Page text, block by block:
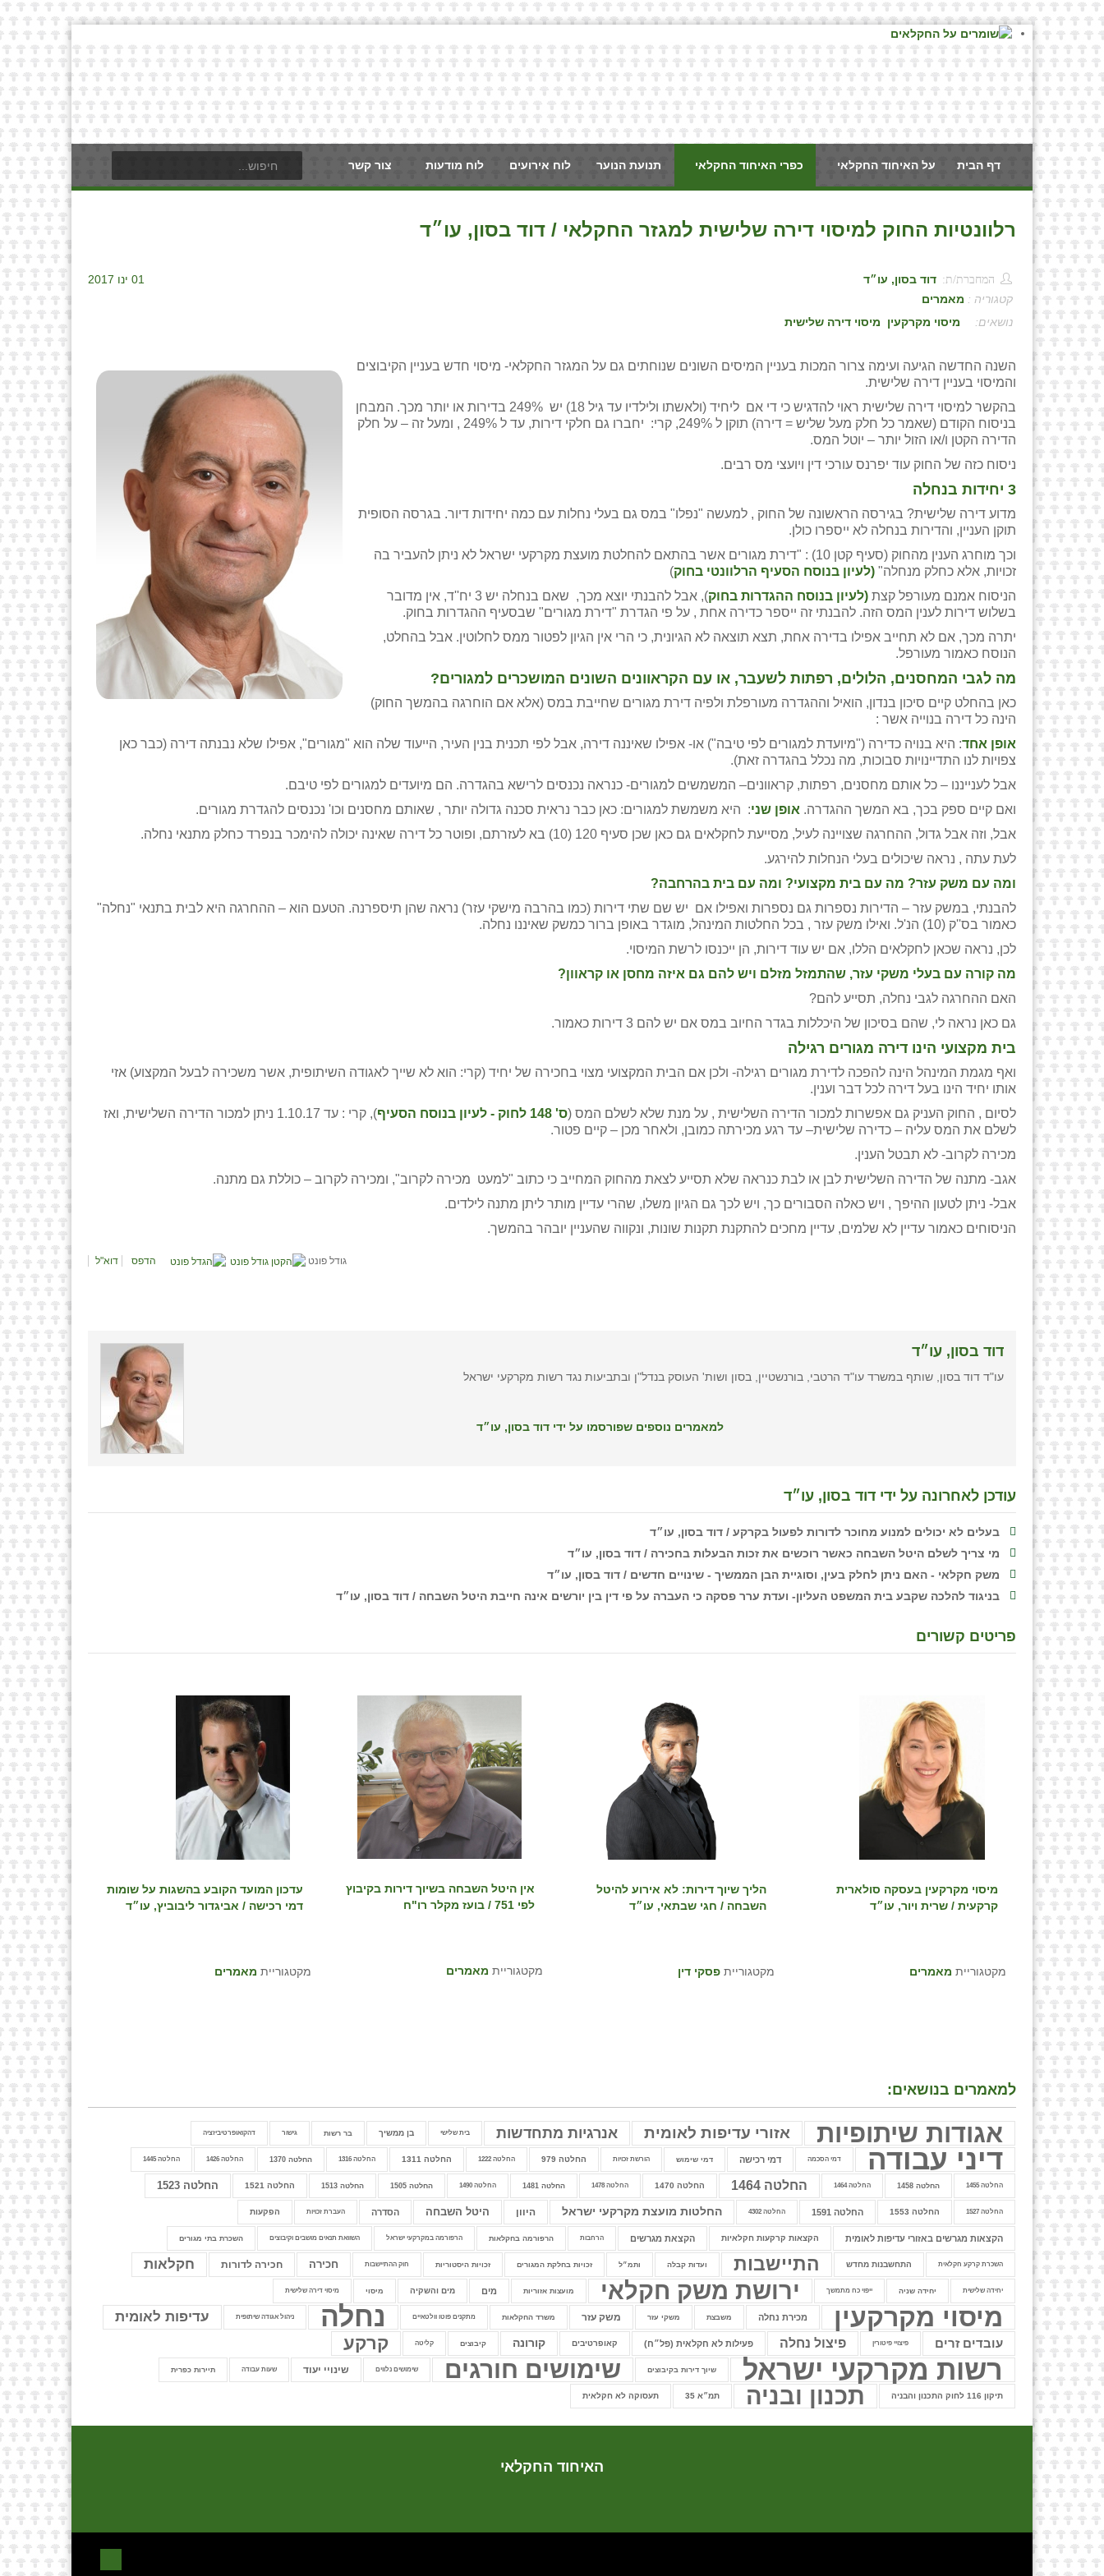
דף הבית על האיחוד החקלאי כפרי האיחוד החקלאי תנועת הנוער לוח אירועים לוח מודעות צור קשר
רלוונטיות החוק למיסוי דירה שלישית למגזר החקלאי / דוד בסון, עו״ד
01 ינו 2017 המחברת/ת: דוד בסון, עו״ד
קטגוריה : מאמרים
:
מיסוי מקרקעין מיסוי דירה שלישית
השנה החדשה הגיעה ועימה צרור המכות בעניין המיסים השונים שנוחתים גם על המגזר החקלאי- מיסוי חדש בעניין הקיבוצים
והמיסוי בעניין דירה שלישית.
בהקשר למיסוי דירה שלישית ראוי להדגיש כי די אם ליחיד (ולאשתו ולילדיו עד גיל 18) יש 249% בדירות או יותר מכך. המבחן
בניסוח הקודם (שאמר כל חלק מעל שליש = דירה) תוקן ל 249%, קרי: יחברו גם חלקי דירות, עד ל 249% , ומעל זה – על חלק
הדירה הקטן ו/או הזול יותר – יוטל המס.
ניסוח כזה של החוק עוד יפרנס עורכי דין ויועצי מס רבים.
3 יחידות בנחלה
מדוע דירה שלישית? בגירסה הראשונה של החוק , למעשה "נפלו" במס גם בעלי נחלות עם כמה יחידות דיור. בגרסה הסופית
תוקן העניין, והדירות בנחלה לא ייספרו כולן.
וכך מוחרג הענין מהחוק (סעיף קטן 10) : "דירת מגורים אשר בהתאם להחלטת מועצת מקרקעי ישראל לא ניתן להעביר בה
זכויות, אלא כחלק מנחלה" (לעיון בנוסח הסעיף הרלוונטי בחוק)
הניסוח אמנם מעורפל קצת (לעיון בנוסח ההגדרות בחוק
), אבל להבנתי יוצא מכך, שאם בנחלה יש 3 יח''ד, אין מדובר
בשלוש דירות לענין המס הזה. להבנתי זה ייספר כדירה אחת , על פי הגדרת "דירת מגורים" שבסעיף ההגדרות בחוק.
יתרה מכך, אם לא תחייב אפילו בדירה אחת, תצא תוצאה לא הגיונית, כי הרי אין הגיון לפטור ממס לחלוטין. אבל בהחלט,
הנוסח כאמור מעורפל.
מה לגבי המחסנים, הלולים, רפתות לשעבר, או עם הקראוונים השונים המושכרים למגורים?
כאן בהחלט קיים סיכון בנדון, הואיל וההגדרה מעורפלת ולפיה דירת מגורים שחייבת במס (אלא אם הוחרגה בהמשך החוק)
הינה כל דירה בנוייה אשר :
אופן אחד: היא בנויה כדירה ("מיועדת למגורים לפי טיבה") או- אפילו שאיננה דירה, אבל לפי תכנית בנין העיר, הייעוד שלה הוא "מגורים", אפילו שלא נבנתה דירה (כבר כאן
צפויות לנו התדיינויות סבוכות, מה נכלל בהגדרה זאת).
אבל לענייננו – כל אותם מחסנים, רפתות, קראוונים– המשמשים למגורים- כנראה נכנסים לרישא בהגדרה. הם מיועדים למגורים לפי טיבם.
ואם קיים ספק בכך, בא המשך ההגדרה. אופן שני: היא משמשת למגורים: כאן כבר נראית סכנה גדולה יותר , שאותם מחסנים וכו' נכנסים להגדרת מגורים.
אבל, וזה אבל גדול, ההחרגה שצויינה לעיל, מסייעת לחקלאים גם כאן שכן סעיף 120 (10) בא לעזרתם, ופוטר כל דירה שאינה יכולה להימכר בנפרד כחלק מתנאי נחלה.
לעת עתה , נראה שיכולים בעלי הנחלות להירגע.
ומה עם משק עזר? מה עם בית מקצועי? ומה עם בית בהרחבה?
להבנתי, במשק עזר – הדירות נספרות גם נספרות ואפילו אם יש שם שתי דירות (כמו בהרבה מישקי עזר) נראה שהן תיספרנה. הטעם הוא – ההחרגה היא לבית בתנאי "נחלה"
כאמור בס''ק (10) הנ'ל. ואילו משק עזר , בכל החלטות המינהל, מוגדר באופן ברור כמשק שאיננו נחלה.
לכן, נראה שכאן לחקלאים הללו, אם יש עוד דירות, הן ייכנסו לרשת המיסוי.
מה קורה עם בעלי משקי עזר, שהתמזל מזלם ויש להם גם איזה מחסן או קראוון?
האם ההחרגה לגבי נחלה, תסייע להם?
גם כאן נראה לי, שהם בסיכון של היכללות בגדר החיוב במס אם יש להם 3 דירות כאמור.
בית מקצועי הינו דירה מגורים רגילה
ואף מגמת המינהל הינה להפכה לדירת מגורים רגילה- ולכן אם הבית המקצועי מצוי בחכירה של יחיד (קרי: הוא לא שייך לאגודה השיתופית, אשר משכירה לבעל המקצוע) אזי
אותו יחיד הינו בעל דירה לכל דבר וענין.
לסיום , החוק העניק גם אפשרות למכור הדירה השלישית , על מנת שלא לשלם המס (ס' 148 לחוק - לעיון בנוסח הסעיף
), קרי : עד 1.10.17 ניתן למכור הדירה השלישית, ואז
לשלם את המס עליה – כדירה שלישית– עד רגע מכירתה כמובן, ולאחר מכן – קיים פטור.
מכירה לקרוב- לא תבטל הענין.
אגב- מתנה של הדירה השלישית לבן או לבת כנראה שלא תסייע לצאת מהחוק המחייב כי כתוב "למעט מכירה לקרוב", ומכירה לקרוב – כוללת גם מתנה.
אבל- ניתן לטעון ההיפך , ויש כאלה הסבורים כך, ויש לכך גם הגיון משלו, שהרי עדיין מותר ליתן מתנה לילדים.
הניסוחים כאמור עדיין לא שלמים, עדיין מחכים להתקנת תקנות שונות, ונקווה שהעניין יובהר בהמשך.
גודל פונט הדפס דוא"ל
דוד בסון, עו״ד
עו"ד דוד בסון, שותף במשרד עו"ד הרטבי, בורנשטיין, בסון ושות' העוסק בנדל"ן ובתביעות נגד רשות מקרקעי ישראל
למאמרים נוספים שפורסמו על ידי דוד בסון, עו״ד
עודכן לאחרונה על ידי דוד בסון, עו״ד
בעלים לא יכולים למנוע מחוכר לדורות לפעול בקרקע / דוד בסון, עו״ד
מי צריך לשלם היטל השבחה כאשר רוכשים את זכות הבעלות בחכירה / דוד בסון, עו״ד
משק חקלאי - האם ניתן לחלק בעין, וסוגיית הבן הממשיך - שינויים חדשים / דוד בסון, עו״ד
בניגוד להלכה שקבע בית המשפט העליון- ועדת ערר פסקה כי העברה על פי דין בין יורשים אינה חייבת היטל השבחה / דוד בסון, עו״ד
פריטים קשורים
עדכון המועד הקובע בהשגות על שומות
דמי רכישה / אביגדור ליבוביץ, עו״ד
מקטגוריית מאמרים
אין היטל השבחה בשיוך דירות בקיבוץ
לפי 751 / בועז מקלר רו"ח
מקטגוריית מאמרים
הליך שיוך דירות: לא אירוע להיטל
השבחה / חגי שבתאי, עו״ד
מקטגוריית פסקי דין
מיסוי מקרקעין בעסקה סולארית
קרקעית / שרית ויור, עו״ד
מקטגוריית מאמרים
למאמרים בנושאים:
אגודות שיתופיות אזורי עדיפות לאומית אנרגיות מתחדשות בית שלישי בן ממשיך בר רשות גישור דהקואופרטיביזציה
דיני עבודה דמי הסכמה דמי רכישה דמי שימוש הורשת זכויות החלטה 979 החלטה 1222 החלטה 1311 החלטה 1316 החלטה 1370 החלטה 1426 החלטה 1445
החלטה 1455 החלטה 1458 החלטה 1464 החלטה 1464 החלטה 1470 החלטה 1478 החלטה 1481 החלטה 1490 החלטה 1505 החלטה 1513 החלטה 1521 החלטה 1523
החלטה 1527 החלטה 1553 החלטה 1591 החלטה 4302 החלטות מועצת מקרקעי ישראל היוון היטל השבחה הסדרה העברת זכויות הפקעות
הקצאות מגרשים באזורי עדיפות לאומית הקצאות קרקעות חקלאיות הקצאת מגרשים הרחבות הרפורמה בחקלאות הרפורמה במקרקעי ישראל השוואת תנאים מושבים וקיבוצים השכרת בתי מגורים
השכרת קרקע חקלאית התחשבנות מחדש התיישבות ועדות קבלה ותמ״ל זכויות בחלקת המגורים זכויות היסטוריות חוק ההתיישבות חכירה חכירה לדורות חקלאות
יחידה שלישית יחידה שניה ייפוי כח מתמשך ירושת משק חקלאי מועצות אזוריות מים מים והשקיה מיסוי מיסוי דירה שלישית
מיסוי מקרקעין מכירת נחלה משבצת משקי עזר משק עזר משרד החקלאות מתקנים פוטו וולטאיים נחלה ניהול אגודה שיתופית עדיפות לאומית
עובדים זרים פיצויי פיטורין פיצול נחלה פעילות לא חקלאית (פל״ח) קאופרטיבים קורונה קיבוצים קליטה קרקע
רשות מקרקעי ישראל שיוך דירות בקיבוצים שימושים חורגים שימושים נלווים שינויי יעוד שעות עבודה תיירות כפרית
תיקון 116 לחוק התכנון והבניה תכנון ובניה תמ״א 35 תעסוקה לא חקלאית
האיחוד החקלאי